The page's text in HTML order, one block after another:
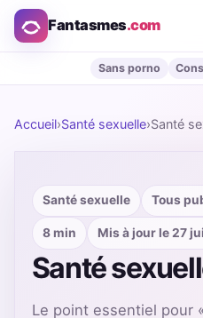
Fantasmes.com
Sans porno
Accueil›Santé sexuelle›Santé
Santé sexuelle Tous
8 min Mis à jour le 27
Santé
Le point essentiel pour